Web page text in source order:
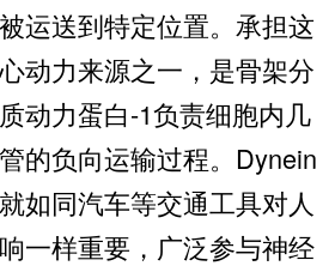
运送到特定位置。承担这
动力来源之一，是骨架分
动力蛋白-1负责细胞内几
的负向运输过程。Dynein
如同汽车等交通工具对人
一样重要，广泛参与神经